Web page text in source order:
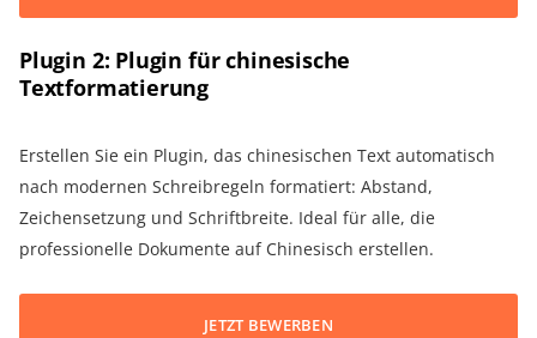
Plugin 2: Plugin für chinesische
Textformatierung
Erstellen Sie ein Plugin, das chinesischen Text automatisch
nach modernen Schreibregeln formatiert: Abstand,
Zeichensetzung und Schriftbreite. Ideal für alle, die
professionelle Dokumente auf Chinesisch erstellen.
JETZT BEWERBEN